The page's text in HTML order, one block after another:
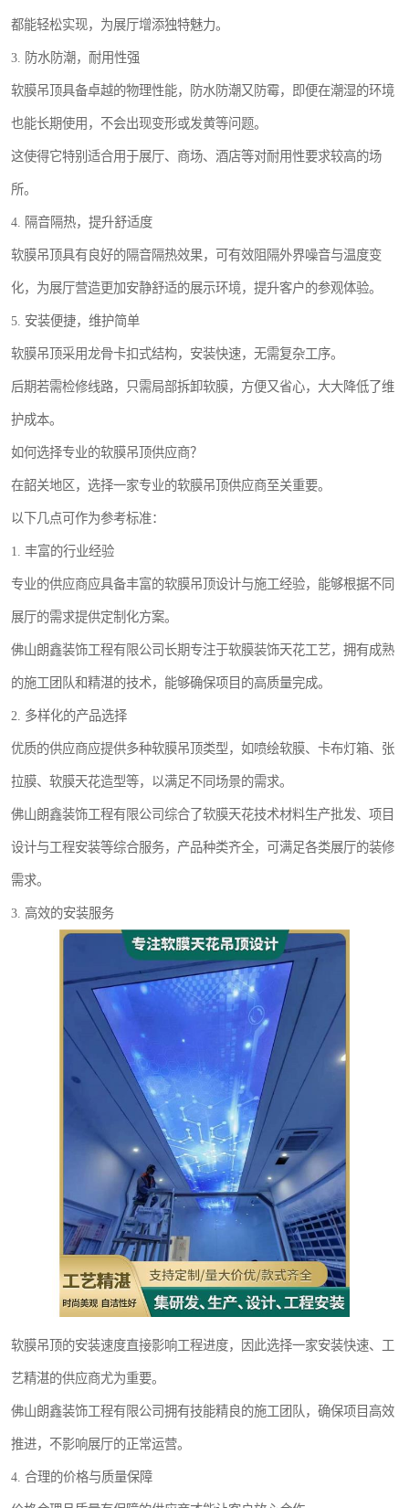
都能轻松实现，为展厅增添独特魅力。
3. 防水防潮，耐用性强
软膜吊顶具备卓越的物理性能，防水防潮又防霉，即便在潮湿的环境
也能长期使用，不会出现变形或发黄等问题。
这使得它特别适合用于展厅、商场、酒店等对耐用性要求较高的场
所。
4. 隔音隔热，提升舒适度
软膜吊顶具有良好的隔音隔热效果，可有效阻隔外界噪音与温度变
化，为展厅营造更加安静舒适的展示环境，提升客户的参观体验。
5. 安装便捷，维护简单
软膜吊顶采用龙骨卡扣式结构，安装快速，无需复杂工序。
后期若需检修线路，只需局部拆卸软膜，方便又省心，大大降低了维
护成本。
如何选择专业的软膜吊顶供应商？
在韶关地区，选择一家专业的软膜吊顶供应商至关重要。
以下几点可作为参考标准：
1. 丰富的行业经验
专业的供应商应具备丰富的软膜吊顶设计与施工经验，能够根据不同
展厅的需求提供定制化方案。
佛山朗鑫装饰工程有限公司长期专注于软膜装饰天花工艺，拥有成熟
的施工团队和精湛的技术，能够确保项目的高质量完成。
2. 多样化的产品选择
优质的供应商应提供多种软膜吊顶类型，如喷绘软膜、卡布灯箱、张
拉膜、软膜天花造型等，以满足不同场景的需求。
佛山朗鑫装饰工程有限公司综合了软膜天花技术材料生产批发、项目
设计与工程安装等综合服务，产品种类齐全，可满足各类展厅的装修
需求。
3. 高效的安装服务
软膜吊顶的安装速度直接影响工程进度，因此选择一家安装快速、工
艺精湛的供应商尤为重要。
佛山朗鑫装饰工程有限公司拥有技能精良的施工团队，确保项目高效
推进，不影响展厅的正常运营。
4. 合理的价格与质量保障